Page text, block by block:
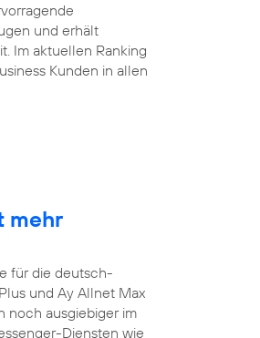
und erhält
Im aktuellen Ranking
Kunden in allen
mehr
für die deutsch-
und Ay Allnet Max
noch ausgiebiger im
Diensten wie